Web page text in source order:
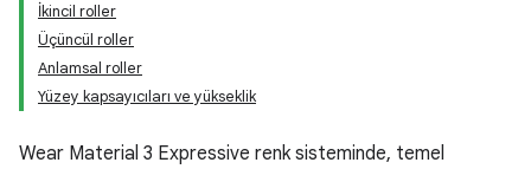
İkincil roller
Üçüncül roller
Anlamsal roller
Yüzey kapsayıcıları ve yükseklik
Wear Material 3 Expressive renk sisteminde, temel